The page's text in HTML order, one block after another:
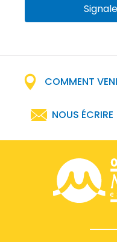
COMMENT
NOUS ÉCRIRE